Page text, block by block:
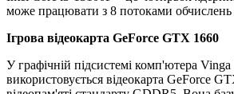
може працювати з 8 потоками
Ігрова відеокарта GeForce GTX 1660
У графічній підсистемі комп'ютера
використовується відеокарта GeForce